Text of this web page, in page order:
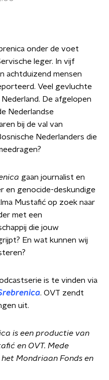
onder de voet
leger. In vijf
achtduizend mensen
Veel gevluchte
De afgelopen
Nederlandse
bij de val van
Nederlanders die
gaan journalist en
en genocide-deskundige
Mustafić op zoek naar
met een
die jouw
En wat kunnen wij
is te vinden via
. OVT zendt
uit.
is een productie van
en OVT. Mede
Mondriaan Fonds en